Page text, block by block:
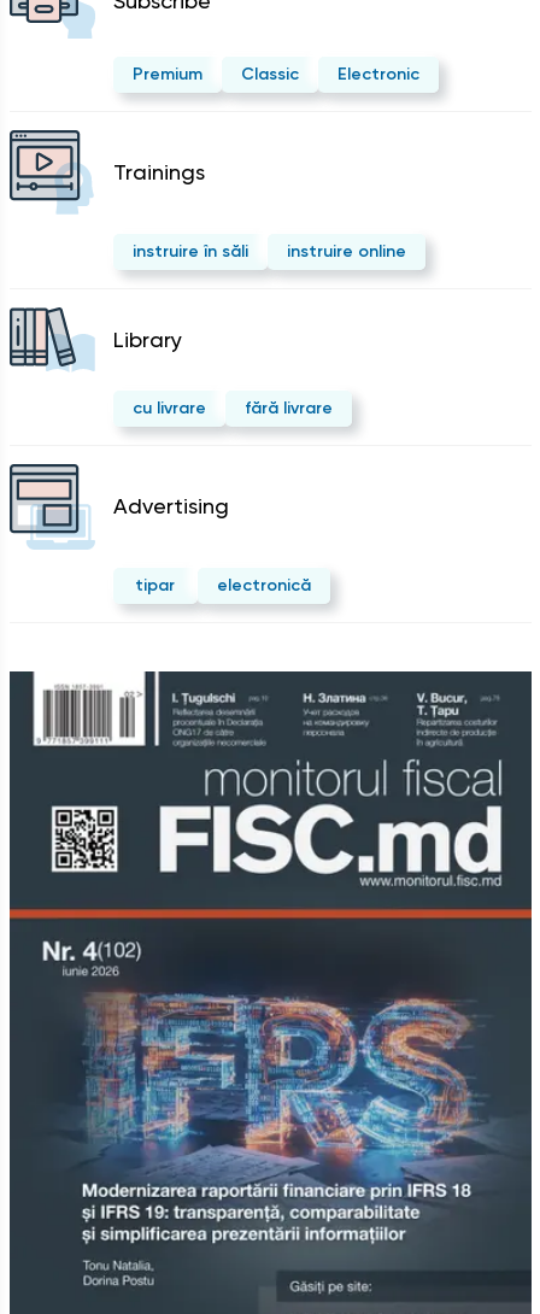
Premium Classic Electronic
Trainings
instruire în săli instruire online
Library
cu livrare fără livrare
Advertising
tipar electronică